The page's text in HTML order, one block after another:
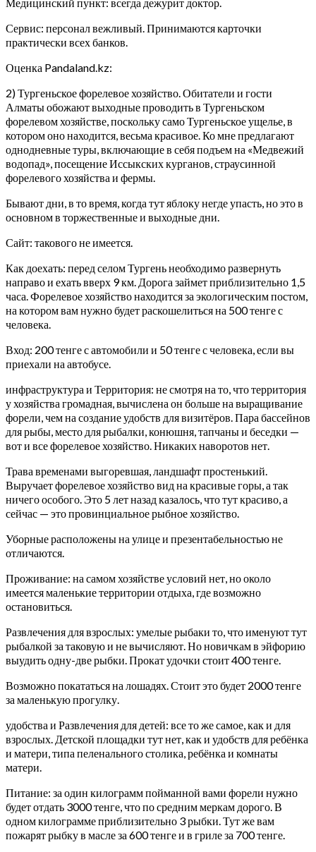
Сервис: персонал вежливый. Принимаются карточки
практически всех банков.
Оценка Pandaland.kz:
2) Тургеньское форелевое хозяйство. Обитатели и гости
Алматы обожают выходные проводить в Тургеньском
форелевом хозяйстве, поскольку само Тургеньское ущелье, в
котором оно находится, весьма красивое. Ко мне предлагают
однодневные туры, включающие в себя подъем на «Медвежий
водопад», посещение Иссыкских курганов, страусинной
форелевого хозяйства и фермы.
Бывают дни, в то время, когда тут яблоку негде упасть, но это в
основном в торжественные и выходные дни.
Сайт: такового не имеется.
Как доехать: перед селом Тургень необходимо развернуть
направо и ехать вверх 9 км. Дорога займет приблизительно 1,5
часа. Форелевое хозяйство находится за экологическим постом,
на котором вам нужно будет раскошелиться на 500 тенге с
человека.
Вход: 200 тенге с автомобили и 50 тенге с человека, если вы
приехали на автобусе.
инфраструктура и Территория: не смотря на то, что территория
у хозяйства громадная, вычислена он больше на выращивание
форели, чем на создание удобств для визитёров. Пара бассейнов
для рыбы, место для рыбалки, конюшня, тапчаны и беседки —
вот и все форелевое хозяйство. Никаких наворотов нет.
Трава временами выгоревшая, ландшафт простенький.
Выручает форелевое хозяйство вид на красивые горы, а так
ничего особого. Это 5 лет назад казалось, что тут красиво, а
сейчас — это провинциальное рыбное хозяйство.
Уборные расположены на улице и презентабельностью не
отличаются.
Проживание: на самом хозяйстве условий нет, но около
имеется маленькие территории отдыха, где возможно
остановиться.
Развлечения для взрослых: умелые рыбаки то, что именуют тут
рыбалкой за таковую и не вычисляют. Но новичкам в эйфорию
выудить одну-две рыбки. Прокат удочки стоит 400 тенге.
Возможно покататься на лошадях. Стоит это будет 2000 тенге
за маленькую прогулку.
удобства и Развлечения для детей: все то же самое, как и для
взрослых. Детской площадки тут нет, как и удобств для ребёнка
и матери, типа пеленального столика, ребёнка и комнаты
матери.
Питание: за один килограмм пойманной вами форели нужно
будет отдать 3000 тенге, что по средним меркам дорого. В
одном килограмме приблизительно 3 рыбки. Тут же вам
пожарят рыбку в масле за 600 тенге и в гриле за 700 тенге.